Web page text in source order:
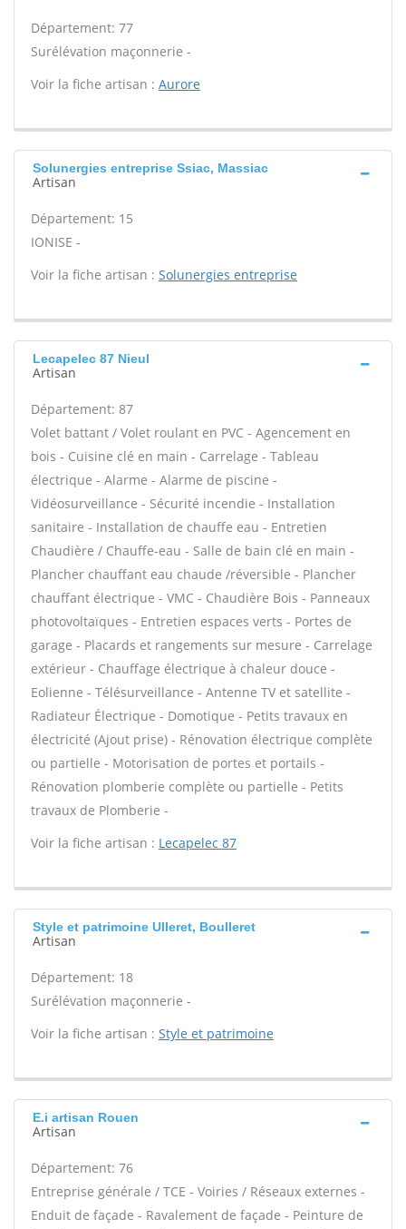
Département: 77
Surélévation maçonnerie -
Voir la fiche artisan : Aurore
Solunergies entreprise Ssiac, Massiac
Artisan
Département: 15
IONISE -
Voir la fiche artisan : Solunergies entreprise
Lecapelec 87 Nieul
Artisan
Département: 87
Volet battant / Volet roulant en PVC - Agencement en
bois - Cuisine clé en main - Carrelage - Tableau
électrique - Alarme - Alarme de piscine -
Vidéosurveillance - Sécurité incendie - Installation
sanitaire - Installation de chauffe eau - Entretien
Chaudière / Chauffe-eau - Salle de bain clé en main -
Plancher chauffant eau chaude /réversible - Plancher
chauffant électrique - VMC - Chaudière Bois - Panneaux
photovoltaïques - Entretien espaces verts - Portes de
garage - Placards et rangements sur mesure - Carrelage
extérieur - Chauffage électrique à chaleur douce -
Eolienne - Télésurveillance - Antenne TV et satellite -
Radiateur Électrique - Domotique - Petits travaux en
électricité (Ajout prise) - Rénovation électrique complète
ou partielle - Motorisation de portes et portails -
Rénovation plomberie complète ou partielle - Petits
travaux de Plomberie -
Voir la fiche artisan : Lecapelec 87
Style et patrimoine Ulleret, Boulleret
Artisan
Département: 18
Surélévation maçonnerie -
Voir la fiche artisan : Style et patrimoine
E.i artisan Rouen
Artisan
Département: 76
Entreprise générale / TCE - Voiries / Réseaux externes -
Enduit de façade - Ravalement de façade - Peinture de